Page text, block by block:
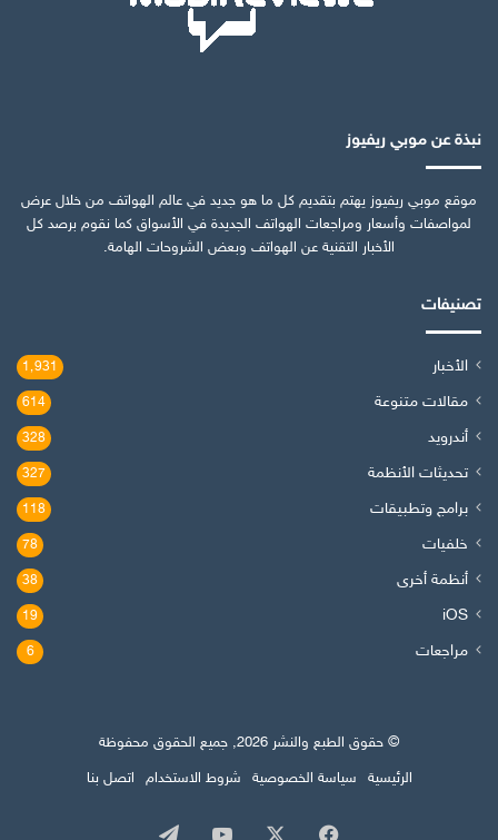
نبذة عن موبي ريفيوز
موقع موبي ريفيوز يهتم بتقديم كل ما هو جديد في عالم الهواتف من خلال عرض
لمواصفات وأسعار ومراجعات الهواتف الجديدة في الأسواق كما نقوم برصد كل
الأخبار التقنية عن الهواتف وبعض الشروحات الهامة.
تصنيفات
الأخبار 1٬931
مقالات متنوعة 614
أندرويد 328
تحديثات الأنظمة 327
برامج وتطبيقات 118
خلفيات 78
أنظمة أخرى 38
iOS
19
مراجعات 6
© حقوق الطبع والنشر 2026, جميع الحقوق محفوظة
الرئيسية
سياسة الخصوصية شروط الاستخدام اتصل بنا
فيسبوك ‫YouTube